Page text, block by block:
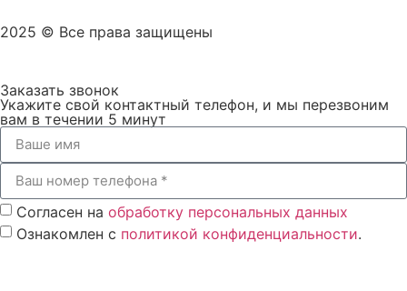
Замена поршневой группы автомобиля Вольво
Замена поддона картера двигателя Вольво
Замена переднего сальника коленвала Вольво
Замена опор (подушек) двигателя Вольво
Замена ремня ГРМ Вольво
Замена коленчатого вала двигателя автомобиля Volvo
Замена клапанов двигателя Вольво с притиркой
2025 © Все права защищены
Заказать звонок
Укажите свой контактный телефон, и мы перезвоним
вам в течении 5 минут
Согласен на обработку персональных данных
Ознакомлен с политикой конфиденциальности.